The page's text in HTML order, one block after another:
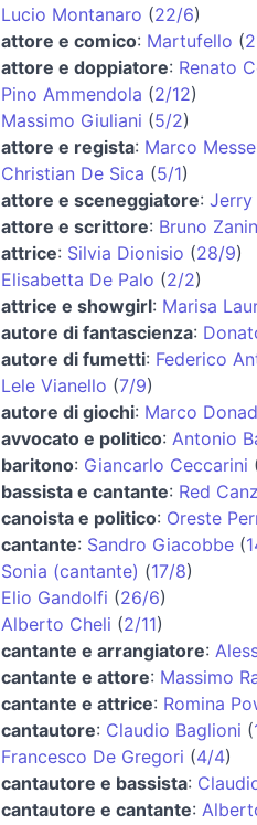
Lucio Montanaro (22/6)
attore e comico: Martufello (
attore e doppiatore: Renato
Pino Ammendola (2/12)
Massimo Giuliani (5/2)
attore e regista: Marco
Christian De Sica (5/1)
attore e sceneggiatore: Jerry
attore e scrittore: Bruno Zanin
attrice: Silvia Dionisio (28/9)
Elisabetta De Palo (2/2)
attrice e showgirl: Marisa
autore di fantascienza:
autore di fumetti: Federico
Lele Vianello (7/9)
autore di giochi: Marco
avvocato e politico: Antonio
baritono: Giancarlo Ceccarini
bassista e cantante: Red
canoista e politico: Oreste
cantante: Sandro Giacobbe(
Sonia (cantante) (17/8)
Elio Gandolfi (26/6)
Alberto Cheli (2/11)
cantante e arrangiatore:
cantante e attore: Massimo
cantante e attrice: Romina
cantautore: Claudio Baglioni (
Francesco De Gregori (4/4)
cantautore e bassista:
cantautore e cantante: